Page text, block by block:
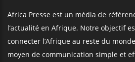
Africa Presse est un média de
l’actualité en Afrique. Notre objectif
connecter l’Afrique au reste du
moyen de communication simple et